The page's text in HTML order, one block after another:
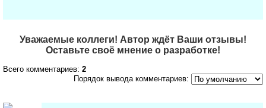
Уважаемые коллеги! Автор ждёт Ваши отзывы!
Оставьте своё мнение о разработке!
Всего комментариев: 2
Порядок вывода комментариев: